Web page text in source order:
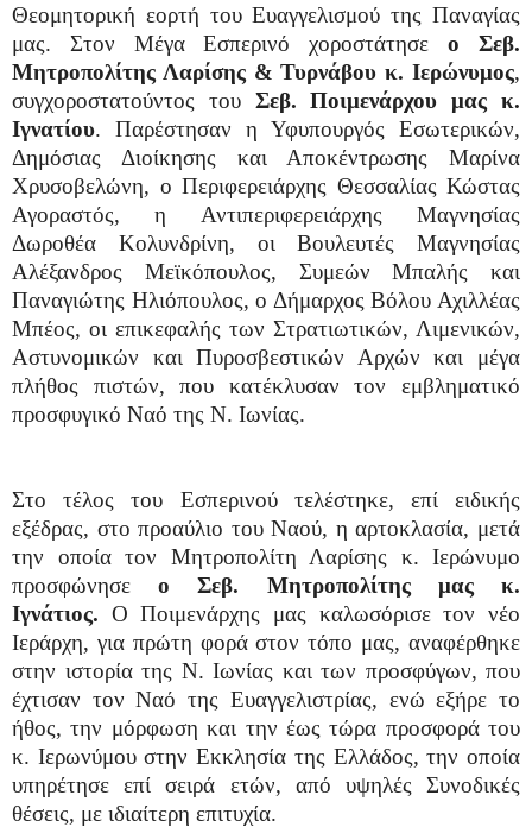
Θεομητορική εορτή του Ευαγγελισμού της Παναγίας
μας. Στον Μέγα Εσπερινό χοροστάτησεο Σεβ.
Μητροπολίτης Λαρίσης & Τυρνάβου κ. Ιερώνυμος,
συγχοροστατούντος του Σεβ. Ποιμενάρχου μας κ.
Ιγνατίου. Παρέστησαν η Υφυπουργός Εσωτερικών,
Δημόσιας Διοίκησης και Αποκέντρωσης Μαρίνα
Χρυσοβελώνη, ο Περιφερειάρχης Θεσσαλίας Κώστας
Αγοραστός, η Αντιπεριφερειάρχης Μαγνησίας
Δωροθέα Κολυνδρίνη, οι Βουλευτές Μαγνησίας
Αλέξανδρος Μεϊκόπουλος, Συμεών Μπαλής και
Παναγιώτης Ηλιόπουλος, ο Δήμαρχος Βόλου Αχιλλέας
Μπέος, οι επικεφαλής των Στρατιωτικών, Λιμενικών,
Αστυνομικών και Πυροσβεστικών Αρχών και μέγα
πλήθος πιστών, που κατέκλυσαν τον εμβληματικό
προσφυγικό Ναό της Ν. Ιωνίας.
Στο τέλος του Εσπερινού τελέστηκε, επί ειδικής
εξέδρας, στο προαύλιο του Ναού, η αρτοκλασία, μετά
την οποία τον Μητροπολίτη Λαρίσης κ. Ιερώνυμο
προσφώνησεο Σεβ. Μητροπολίτης μας κ.
Ιγνάτιος. Ο Ποιμενάρχης μας καλωσόρισε τον νέο
Ιεράρχη, για πρώτη φορά στον τόπο μας, αναφέρθηκε
στην ιστορία της Ν. Ιωνίας και των προσφύγων, που
έχτισαν τον Ναό της Ευαγγελιστρίας, ενώ εξήρε το
ήθος, την μόρφωση και την έως τώρα προσφορά του
κ. Ιερωνύμου στην Εκκλησία της Ελλάδος, την οποία
υπηρέτησε επί σειρά ετών, από υψηλές Συνοδικές
θέσεις, με ιδιαίτερη επιτυχία.